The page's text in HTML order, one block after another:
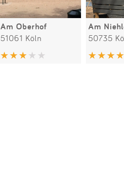
Am Oberhof
51061 Köln
Am
50735